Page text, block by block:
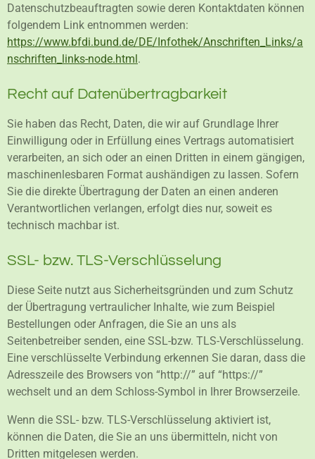
Datenschutzbeauftragten sowie deren Kontaktdaten können
folgendem Link entnommen werden:
https://www.bfdi.bund.de/DE/Infothek/Anschriften_Links/a
nschriften_links-node.html.
Recht auf Datenübertragbarkeit
Sie haben das Recht, Daten, die wir auf Grundlage Ihrer
Einwilligung oder in Erfüllung eines Vertrags automatisiert
verarbeiten, an sich oder an einen Dritten in einem gängigen,
maschinenlesbaren Format aushändigen zu lassen. Sofern
Sie die direkte Übertragung der Daten an einen anderen
Verantwortlichen verlangen, erfolgt dies nur, soweit es
technisch machbar ist.
SSL- bzw. TLS-Verschlüsselung
Diese Seite nutzt aus Sicherheitsgründen und zum Schutz
der Übertragung vertraulicher Inhalte, wie zum Beispiel
Bestellungen oder Anfragen, die Sie an uns als
Seitenbetreiber senden, eine SSL-bzw. TLS-Verschlüsselung.
Eine verschlüsselte Verbindung erkennen Sie daran, dass die
Adresszeile des Browsers von “http://” auf “https://”
wechselt und an dem Schloss-Symbol in Ihrer Browserzeile.
Wenn die SSL- bzw. TLS-Verschlüsselung aktiviert ist,
können die Daten, die Sie an uns übermitteln, nicht von
Dritten mitgelesen werden.